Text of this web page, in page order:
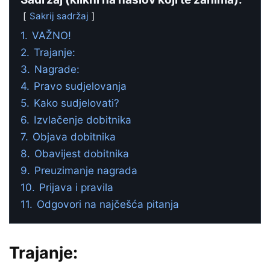
Sakrij sadržaj
1. VAŽNO!
2. Trajanje:
3. Nagrade:
4. Pravo sudjelovanja
5. Kako sudjelovati?
6. Izvlačenje dobitnika
7. Objava dobitnika
8. Obavijest dobitnika
9. Preuzimanje nagrada
10. Prijava i pravila
11. Odgovori na najčešća pitanja
Trajanje: